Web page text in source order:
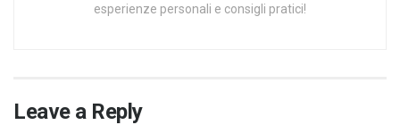
esperienze personali e consigli pratici!
Leave a Reply